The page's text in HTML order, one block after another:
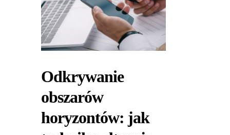
Odkrywanie
obszarów
horyzontów: jak